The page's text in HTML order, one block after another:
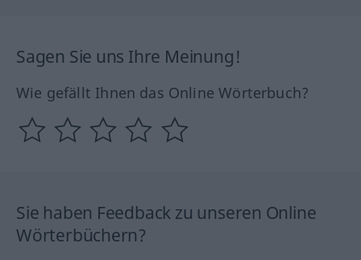
Sagen Sie uns Ihre Meinung!
Wie gefällt Ihnen das Online Wörterbuch?
Sie haben Feedback zu unseren Online
Wörterbüchern?